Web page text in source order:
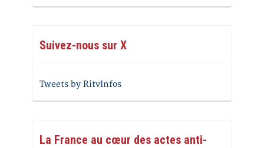
Suivez-nous sur X
Tweets by RitvInfos
La France au cœur des actes anti-